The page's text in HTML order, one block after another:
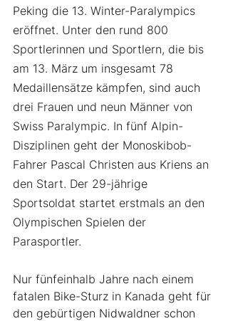
Peking die 13. Winter-Paralympics
eröffnet. Unter den rund 800
Sportlerinnen und Sportlern, die bis
am 13. März um insgesamt 78
Medaillensätze kämpfen, sind auch
drei Frauen und neun Männer von
Swiss Paralympic. In fünf Alpin-
Disziplinen geht der Monoskibob-
Fahrer Pascal Christen aus Kriens an
den Start. Der 29-jährige
Sportsoldat startet erstmals an den
Olympischen Spielen der
Parasportler.
Nur fünfeinhalb Jahre nach einem
fatalen Bike-Sturz in Kanada geht für
den gebürtigen Nidwaldner schon